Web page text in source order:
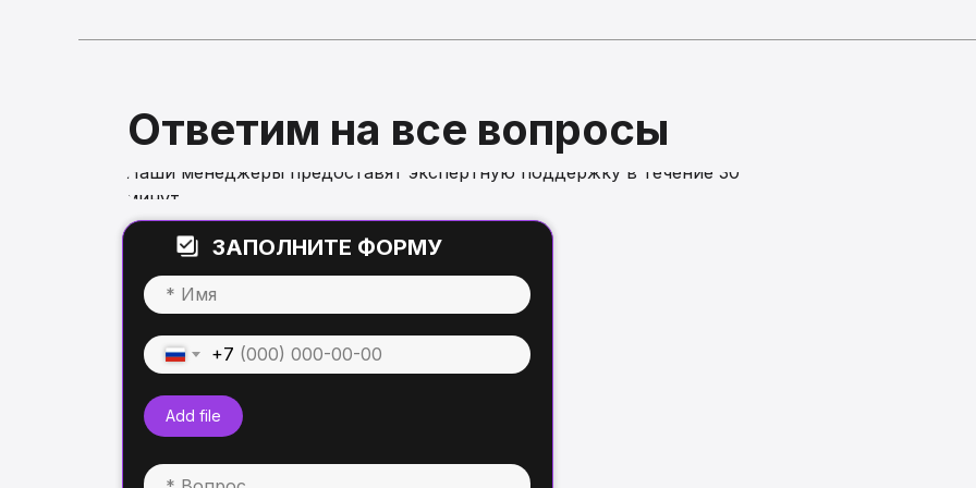
Наши менеджеры предоставят экспертную поддержку в течение 30
минут
Ответим на все вопросы
ЗАПОЛНИТЕ ФОРМУ
+7
Add file